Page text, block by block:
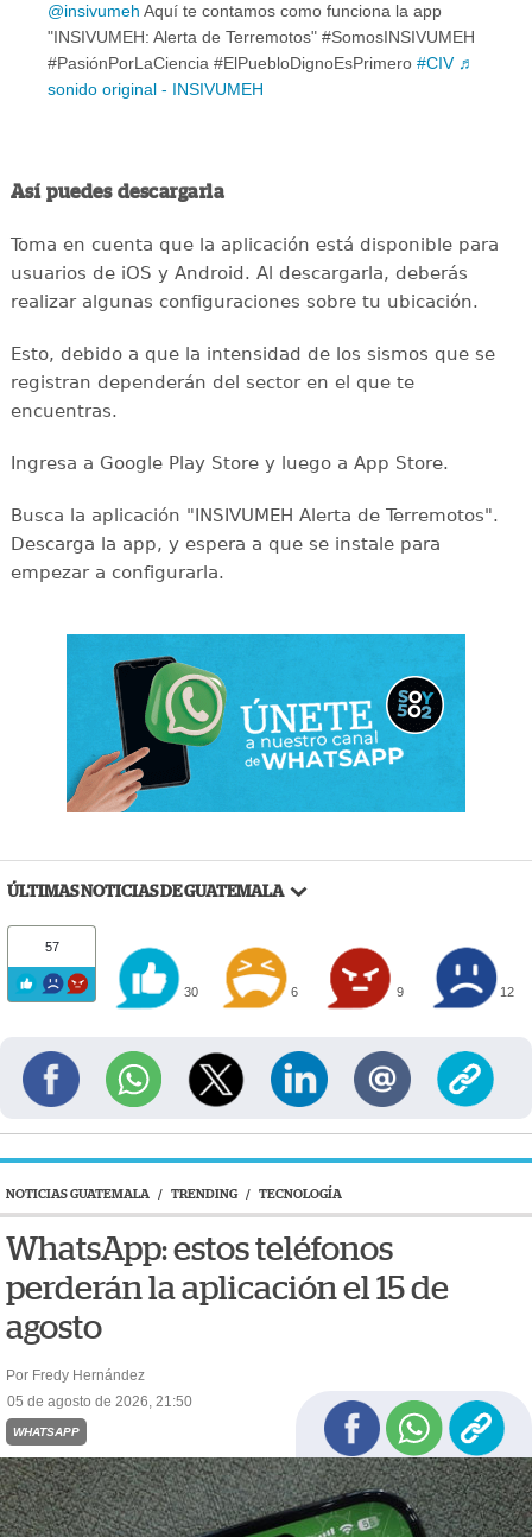
@insivumeh Aquí te contamos como funciona la app
"INSIVUMEH: Alerta de Terremotos" #SomosINSIVUMEH
#PasiónPorLaCiencia #ElPuebloDignoEsPrimero #CIV ♬
sonido original - INSIVUMEH
Así puedes descargarla
Toma en cuenta que la aplicación está disponible para
usuarios de iOS y Android. Al descargarla, deberás
realizar algunas configuraciones sobre tu ubicación.
Esto, debido a que la intensidad de los sismos que se
registran dependerán del sector en el que te
encuentras.
Ingresa a Google Play Store y luego a App Store.
Busca la aplicación "INSIVUMEH Alerta de Terremotos".
Descarga la app, y espera a que se instale para
empezar a configurarla.
ÚLTIMAS NOTICIAS DE GUATEMALA
57
30 6 9 12
NOTICIAS GUATEMALA / TRENDING / TECNOLOGÍA
WhatsApp: estos teléfonos
perderán la aplicación el 15 de
agosto
Por Fredy Hernández
05 de agosto de 2026, 21:50
WHATSAPP